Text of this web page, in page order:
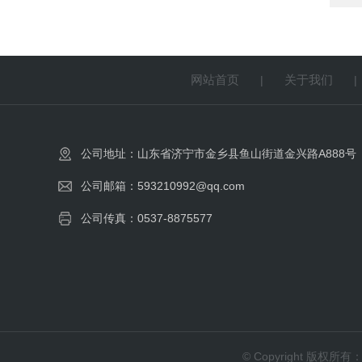
网站首页 | 关于我们
公司地址：山东省济宁市金乡县鱼山街道金兴路A888号
公司邮箱：593210992@qq.com
公司传真：0537-8875577
© Copyright 版权所有